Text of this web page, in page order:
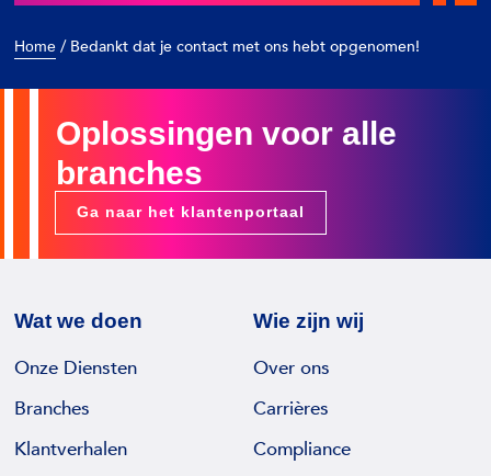
Home / Bedankt dat je contact met ons hebt opgenomen!
Oplossingen voor alle
branches
Ga naar het klantenportaal
Wat we doen
Onze Diensten
Branches
Klantverhalen
Wie zijn wij
Over ons
Carrières
Compliance